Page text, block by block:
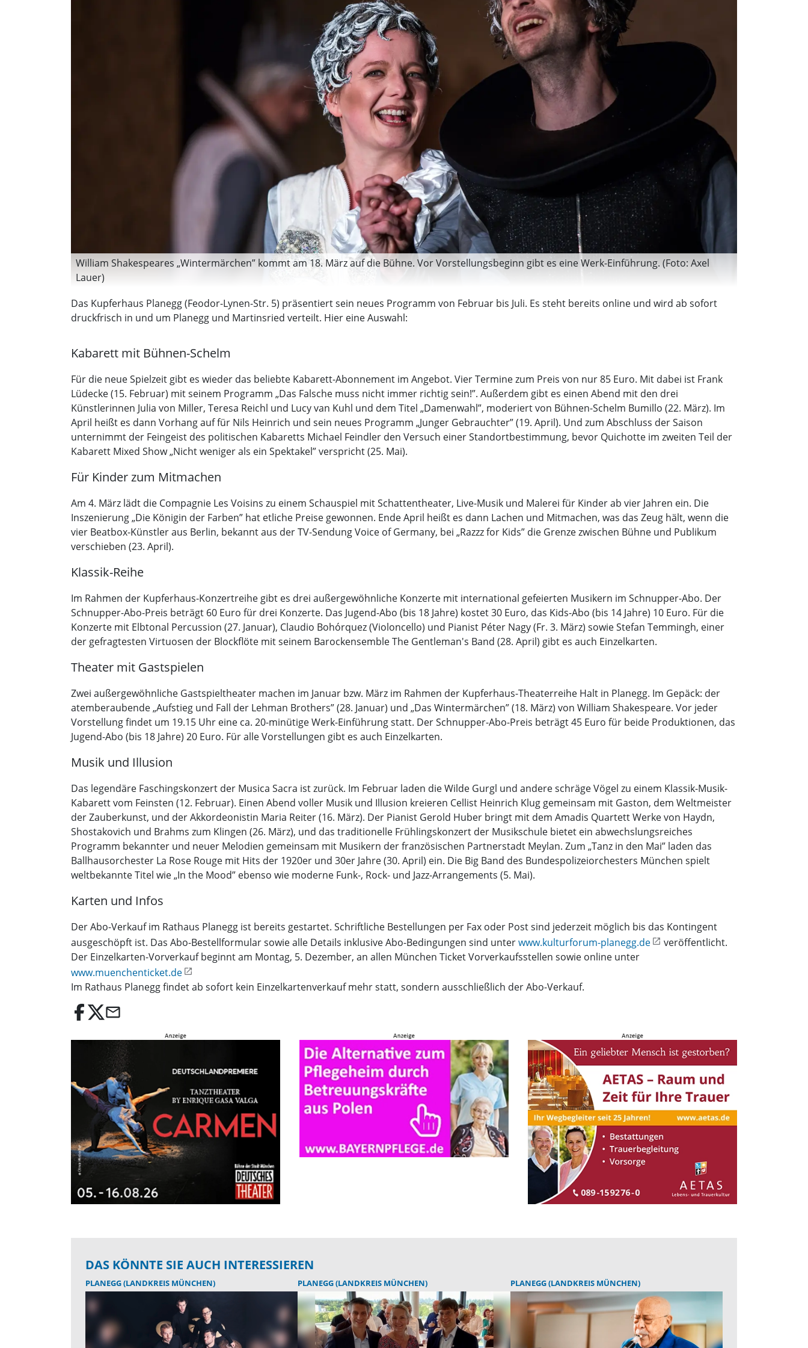
William Shakespeares „Wintermärchen” kommt am 18. März auf die Bühne. Vor Vorstellungsbeginn gibt es eine Werk-Einführung. (Foto: Axel
Lauer)
Das Kupferhaus Planegg (Feodor-Lynen-Str. 5) präsentiert sein neues Programm von Februar bis Juli. Es steht bereits online und wird ab sofort
druckfrisch in und um Planegg und Martinsried verteilt. Hier eine Auswahl:
Kabarett mit Bühnen-Schelm
Für die neue Spielzeit gibt es wieder das beliebte Kabarett-Abonnement im Angebot. Vier Termine zum Preis von nur 85 Euro. Mit dabei ist Frank
Lüdecke (15. Februar) mit seinem Programm „Das Falsche muss nicht immer richtig sein!”. Außerdem gibt es einen Abend mit den drei
Künstlerinnen Julia von Miller, Teresa Reichl und Lucy van Kuhl und dem Titel „Damenwahl”, moderiert von Bühnen-Schelm Bumillo (22. März). Im
April heißt es dann Vorhang auf für Nils Heinrich und sein neues Programm „Junger Gebrauchter” (19. April). Und zum Abschluss der Saison
unternimmt der Feingeist des politischen Kabaretts Michael Feindler den Versuch einer Standortbestimmung, bevor Quichotte im zweiten Teil der
Kabarett Mixed Show „Nicht weniger als ein Spektakel” verspricht (25. Mai).
Für Kinder zum Mitmachen
Am 4. März lädt die Compagnie Les Voisins zu einem Schauspiel mit Schattentheater, Live-Musik und Malerei für Kinder ab vier Jahren ein. Die
Inszenierung „Die Königin der Farben” hat etliche Preise gewonnen. Ende April heißt es dann Lachen und Mitmachen, was das Zeug hält, wenn die
vier Beatbox-Künstler aus Berlin, bekannt aus der TV-Sendung Voice of Germany, bei „Razzz for Kids” die Grenze zwischen Bühne und Publikum
verschieben (23. April).
Klassik-Reihe
Im Rahmen der Kupferhaus-Konzertreihe gibt es drei außergewöhnliche Konzerte mit international gefeierten Musikern im Schnupper-Abo. Der
Schnupper-Abo-Preis beträgt 60 Euro für drei Konzerte. Das Jugend-Abo (bis 18 Jahre) kostet 30 Euro, das Kids-Abo (bis 14 Jahre) 10 Euro. Für die
Konzerte mit Elbtonal Percussion (27. Januar), Claudio Bohórquez (Violoncello) und Pianist Péter Nagy (Fr. 3. März) sowie Stefan Temmingh, einer
der gefragtesten Virtuosen der Blockflöte mit seinem Barockensemble The Gentleman's Band (28. April) gibt es auch Einzelkarten.
Theater mit Gastspielen
Zwei außergewöhnliche Gastspieltheater machen im Januar bzw. März im Rahmen der Kupferhaus-Theaterreihe Halt in Planegg. Im Gepäck: der
atemberaubende „Aufstieg und Fall der Lehman Brothers” (28. Januar) und „Das Wintermärchen” (18. März) von William Shakespeare. Vor jeder
Vorstellung findet um 19.15 Uhr eine ca. 20-minütige Werk-Einführung statt. Der Schnupper-Abo-Preis beträgt 45 Euro für beide Produktionen, das
Jugend-Abo (bis 18 Jahre) 20 Euro. Für alle Vorstellungen gibt es auch Einzelkarten.
Musik und Illusion
Das legendäre Faschingskonzert der Musica Sacra ist zurück. Im Februar laden die Wilde Gurgl und andere schräge Vögel zu einem Klassik-Musik-
Kabarett vom Feinsten (12. Februar). Einen Abend voller Musik und Illusion kreieren Cellist Heinrich Klug gemeinsam mit Gaston, dem Weltmeister
der Zauberkunst, und der Akkordeonistin Maria Reiter (16. März). Der Pianist Gerold Huber bringt mit dem Amadis Quartett Werke von Haydn,
Shostakovich und Brahms zum Klingen (26. März), und das traditionelle Frühlingskonzert der Musikschule bietet ein abwechslungsreiches
Programm bekannter und neuer Melodien gemeinsam mit Musikern der französischen Partnerstadt Meylan. Zum „Tanz in den Mai” laden das
Ballhausorchester La Rose Rouge mit Hits der 1920er und 30er Jahre (30. April) ein. Die Big Band des Bundespolizeiorchesters München spielt
weltbekannte Titel wie „In the Mood” ebenso wie moderne Funk-, Rock- und Jazz-Arrangements (5. Mai).
Karten und Infos
Der Abo-Verkauf im Rathaus Planegg ist bereits gestartet. Schriftliche Bestellungen per Fax oder Post sind jederzeit möglich bis das Kontingent
ausgeschöpft ist. Das Abo-Bestellformular sowie alle Details inklusive Abo-Bedingungen sind unterwww.kulturforum-planegg.de
veröffentlicht.
Der Einzelkarten-Vorverkauf beginnt am Montag, 5. Dezember, an allen München Ticket Vorverkaufsstellen sowie online unter
www.muenchenticket.de
Im Rathaus Planegg findet ab sofort kein Einzelkartenverkauf mehr statt, sondern ausschließlich der Abo-Verkauf.
email
DAS KÖNNTE SIE AUCH INTERESSIEREN
PLANEGG (LANDKREIS MÜNCHEN) PLANEGG (LANDKREIS MÜNCHEN) PLANEGG (LANDKREIS MÜNCHEN)